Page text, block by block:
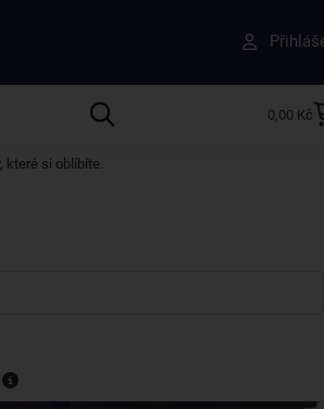
0,00 Kč
a tipy na slevy dřív než
newsletteru.
které si oblíbíte.